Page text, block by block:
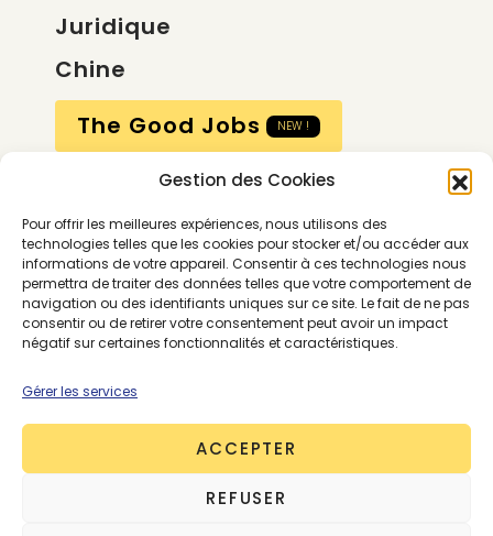
Gestion des Cookies
Pour offrir les meilleures expériences, nous utilisons des
technologies telles que les cookies pour stocker et/ou accéder aux
informations de votre appareil. Consentir à ces technologies nous
permettra de traiter des données telles que votre comportement de
navigation ou des identifiants uniques sur ce site. Le fait de ne pas
consentir ou de retirer votre consentement peut avoir un impact
négatif sur certaines fonctionnalités et caractéristiques.
Gérer les services
ACCEPTER
REFUSER
Juridique
Chine
The Good Jobs
NEW !
Compte
Calendrier
Contactez-nous
Conditions générales
Mentions légales